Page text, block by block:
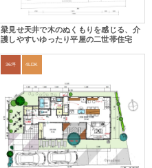
梁見せ天井で木のぬくもりを感じる、介
護しやすいゆったり平屋の二世帯住宅
36坪 4LDK